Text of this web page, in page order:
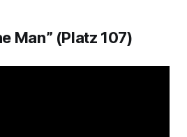
Man” (Platz 107)